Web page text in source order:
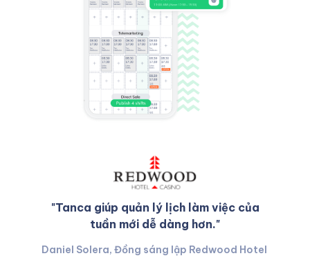
"Tanca giúp quản lý lịch làm việc của
tuần mới dễ dàng hơn."
Daniel Solera, Đồng sáng lập Redwood Hotel